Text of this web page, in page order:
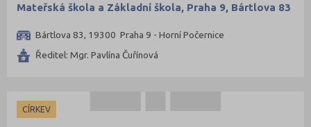
Mateřská škola a Základní škola, Praha 9, Bártlova 83
Bártlova 83, 19300 Praha 9 - Horní Počernice
Ředitel: Mgr. Pavlína Čuřínová
CÍRKEV